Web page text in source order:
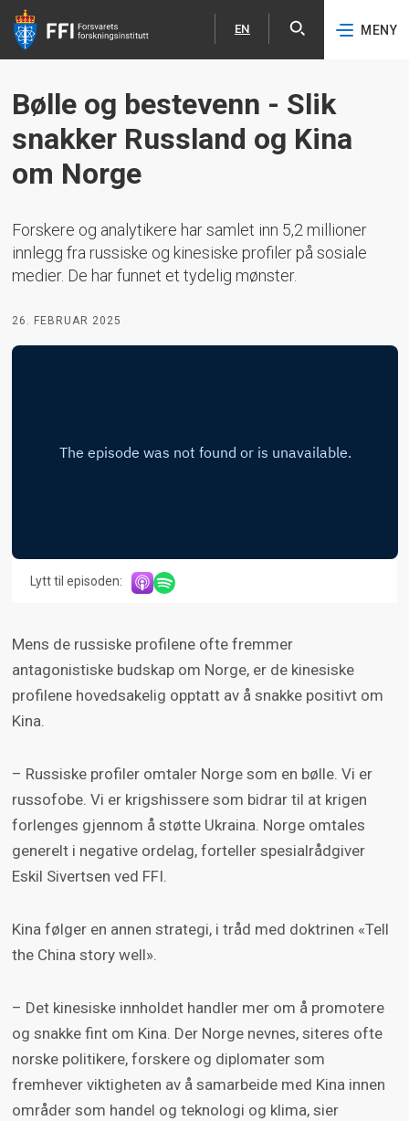
Hopp til hovedinnhold
EN
English MENY
Bølle og bestevenn - Slik
snakker Russland og Kina
om Norge
Forskere og analytikere har samlet inn 5,2 millioner
innlegg fra russiske og kinesiske profiler på sosiale
medier. De har funnet et tydelig mønster.
26. FEBRUAR 2025
Lytt til episoden:
Mens de russiske profilene ofte fremmer
antagonistiske budskap om Norge, er de kinesiske
profilene hovedsakelig opptatt av å snakke positivt om
Kina.
– Russiske profiler omtaler Norge som en bølle. Vi er
russofobe. Vi er krigshissere som bidrar til at krigen
forlenges gjennom å støtte Ukraina. Norge omtales
generelt i negative ordelag, forteller spesialrådgiver
Eskil Sivertsen ved FFI.
Kina følger en annen strategi, i tråd med doktrinen «Tell
the China story well».
– Det kinesiske innholdet handler mer om å promotere
og snakke fint om Kina. Der Norge nevnes, siteres ofte
norske politikere, forskere og diplomater som
fremhever viktigheten av å samarbeide med Kina innen
områder som handel og teknologi og klima, sier